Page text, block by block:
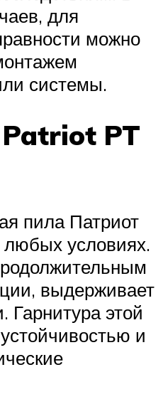
для
можно
системы.
PT
пила Патриот
любых условиях.
выдерживает
Гарнитура этой
и